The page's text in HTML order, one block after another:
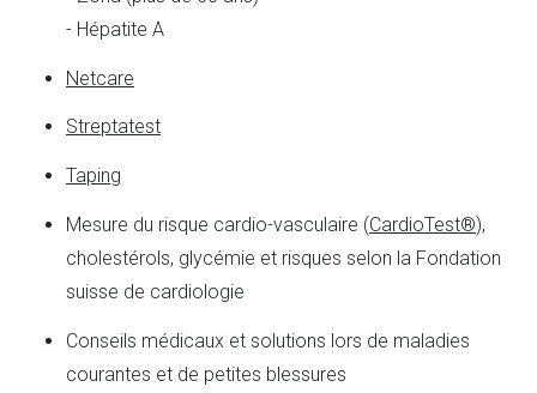
- Hépatite A
Netcare
Streptatest
Taping
Mesure du risque cardio-vasculaire (CardioTest®),
cholestérols, glycémie et risques selon la Fondation
suisse de cardiologie
Conseils médicaux et solutions lors de maladies
courantes et de petites blessures